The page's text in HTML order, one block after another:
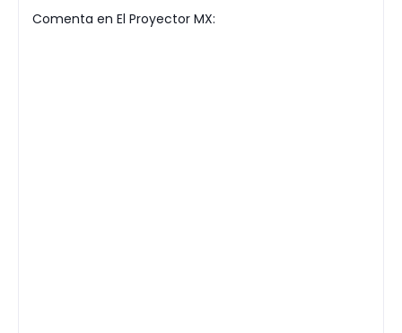
Comenta en El Proyector MX: